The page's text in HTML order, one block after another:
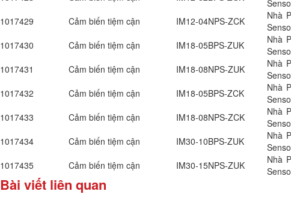
1017429
Cảm biến tiệm cận IM12-04NPS-ZCK
Nhà
1017430
Cảm biến tiệm cận IM18-05BPS-ZUK
Nhà
1017431
Cảm biến tiệm cận IM18-08NPS-ZUK
Nhà
1017432
Cảm biến tiệm cận IM18-05BPS-ZCK
Nhà
1017433
Cảm biến tiệm cận IM18-08NPS-ZCK
Nhà
1017434
Cảm biến tiệm cận IM30-10BPS-ZUK
Nhà
1017435
Cảm biến tiệm cận IM30-15NPS-ZUK
Nhà
Bài viết liên quan